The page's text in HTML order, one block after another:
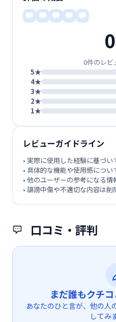
口コミ・評判
まだ誰もクチ
あなたのひと言が、他の人
してみ
0件のレビ
5★
4★
3★
2★
1★
レビューガイドライン
• 実際に使用した経験に基づ
• 具体的な機能や使用感につ
• 他のユーザーの参考になる
• 誹謗中傷や不適切な内容は